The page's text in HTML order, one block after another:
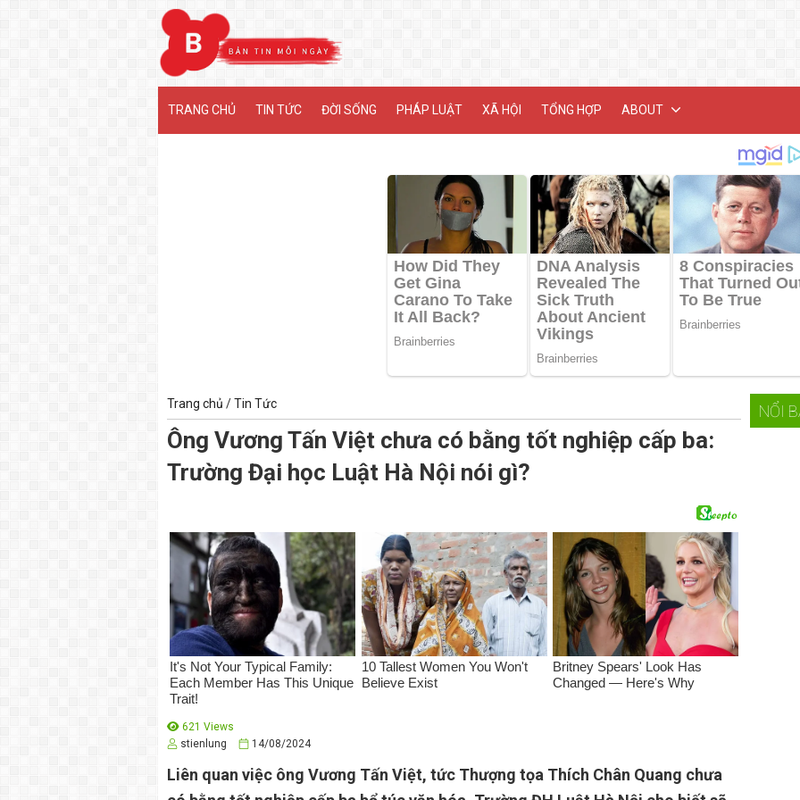
MENU
TRANG CHỦ TIN TỨC ĐỜI SỐNG PHÁP LUẬT XÃ HỘI TỔNG HỢP ABOUT
Trang chủ /Tin Tức
Ông Vương Tấn Việt chưa có bằng tốt nghiệp cấp ba:
Trường Đại học Luật Hà Nội nói gì?
621 Views
stienlung
14/08/2024
Liên quan việc ông Vương Tấn Việt, tức Thượng tọa Thích Chân Quang chưa
NỔI